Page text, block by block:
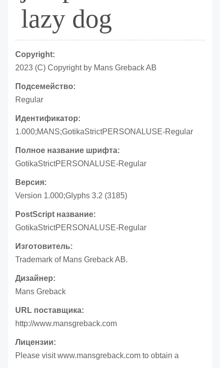
lazy dog
Copyright:
2023 (C) Copyright by Mans Greback AB
Подсемейство:
Regular
Идентификатор:
1.000;MANS;GotikaStrictPERSONALUSE-Regular
Полное название шрифта:
GotikaStrictPERSONALUSE-Regular
Версия:
Version 1.000;Glyphs 3.2 (3185)
PostScript название:
GotikaStrictPERSONALUSE-Regular
Изготовитель:
Trademark of Mans Greback AB.
Дизайнер:
Mans Greback
URL поставщика:
http://www.mansgreback.com
Лицензии:
Please visit www.mansgreback.com to obtain a